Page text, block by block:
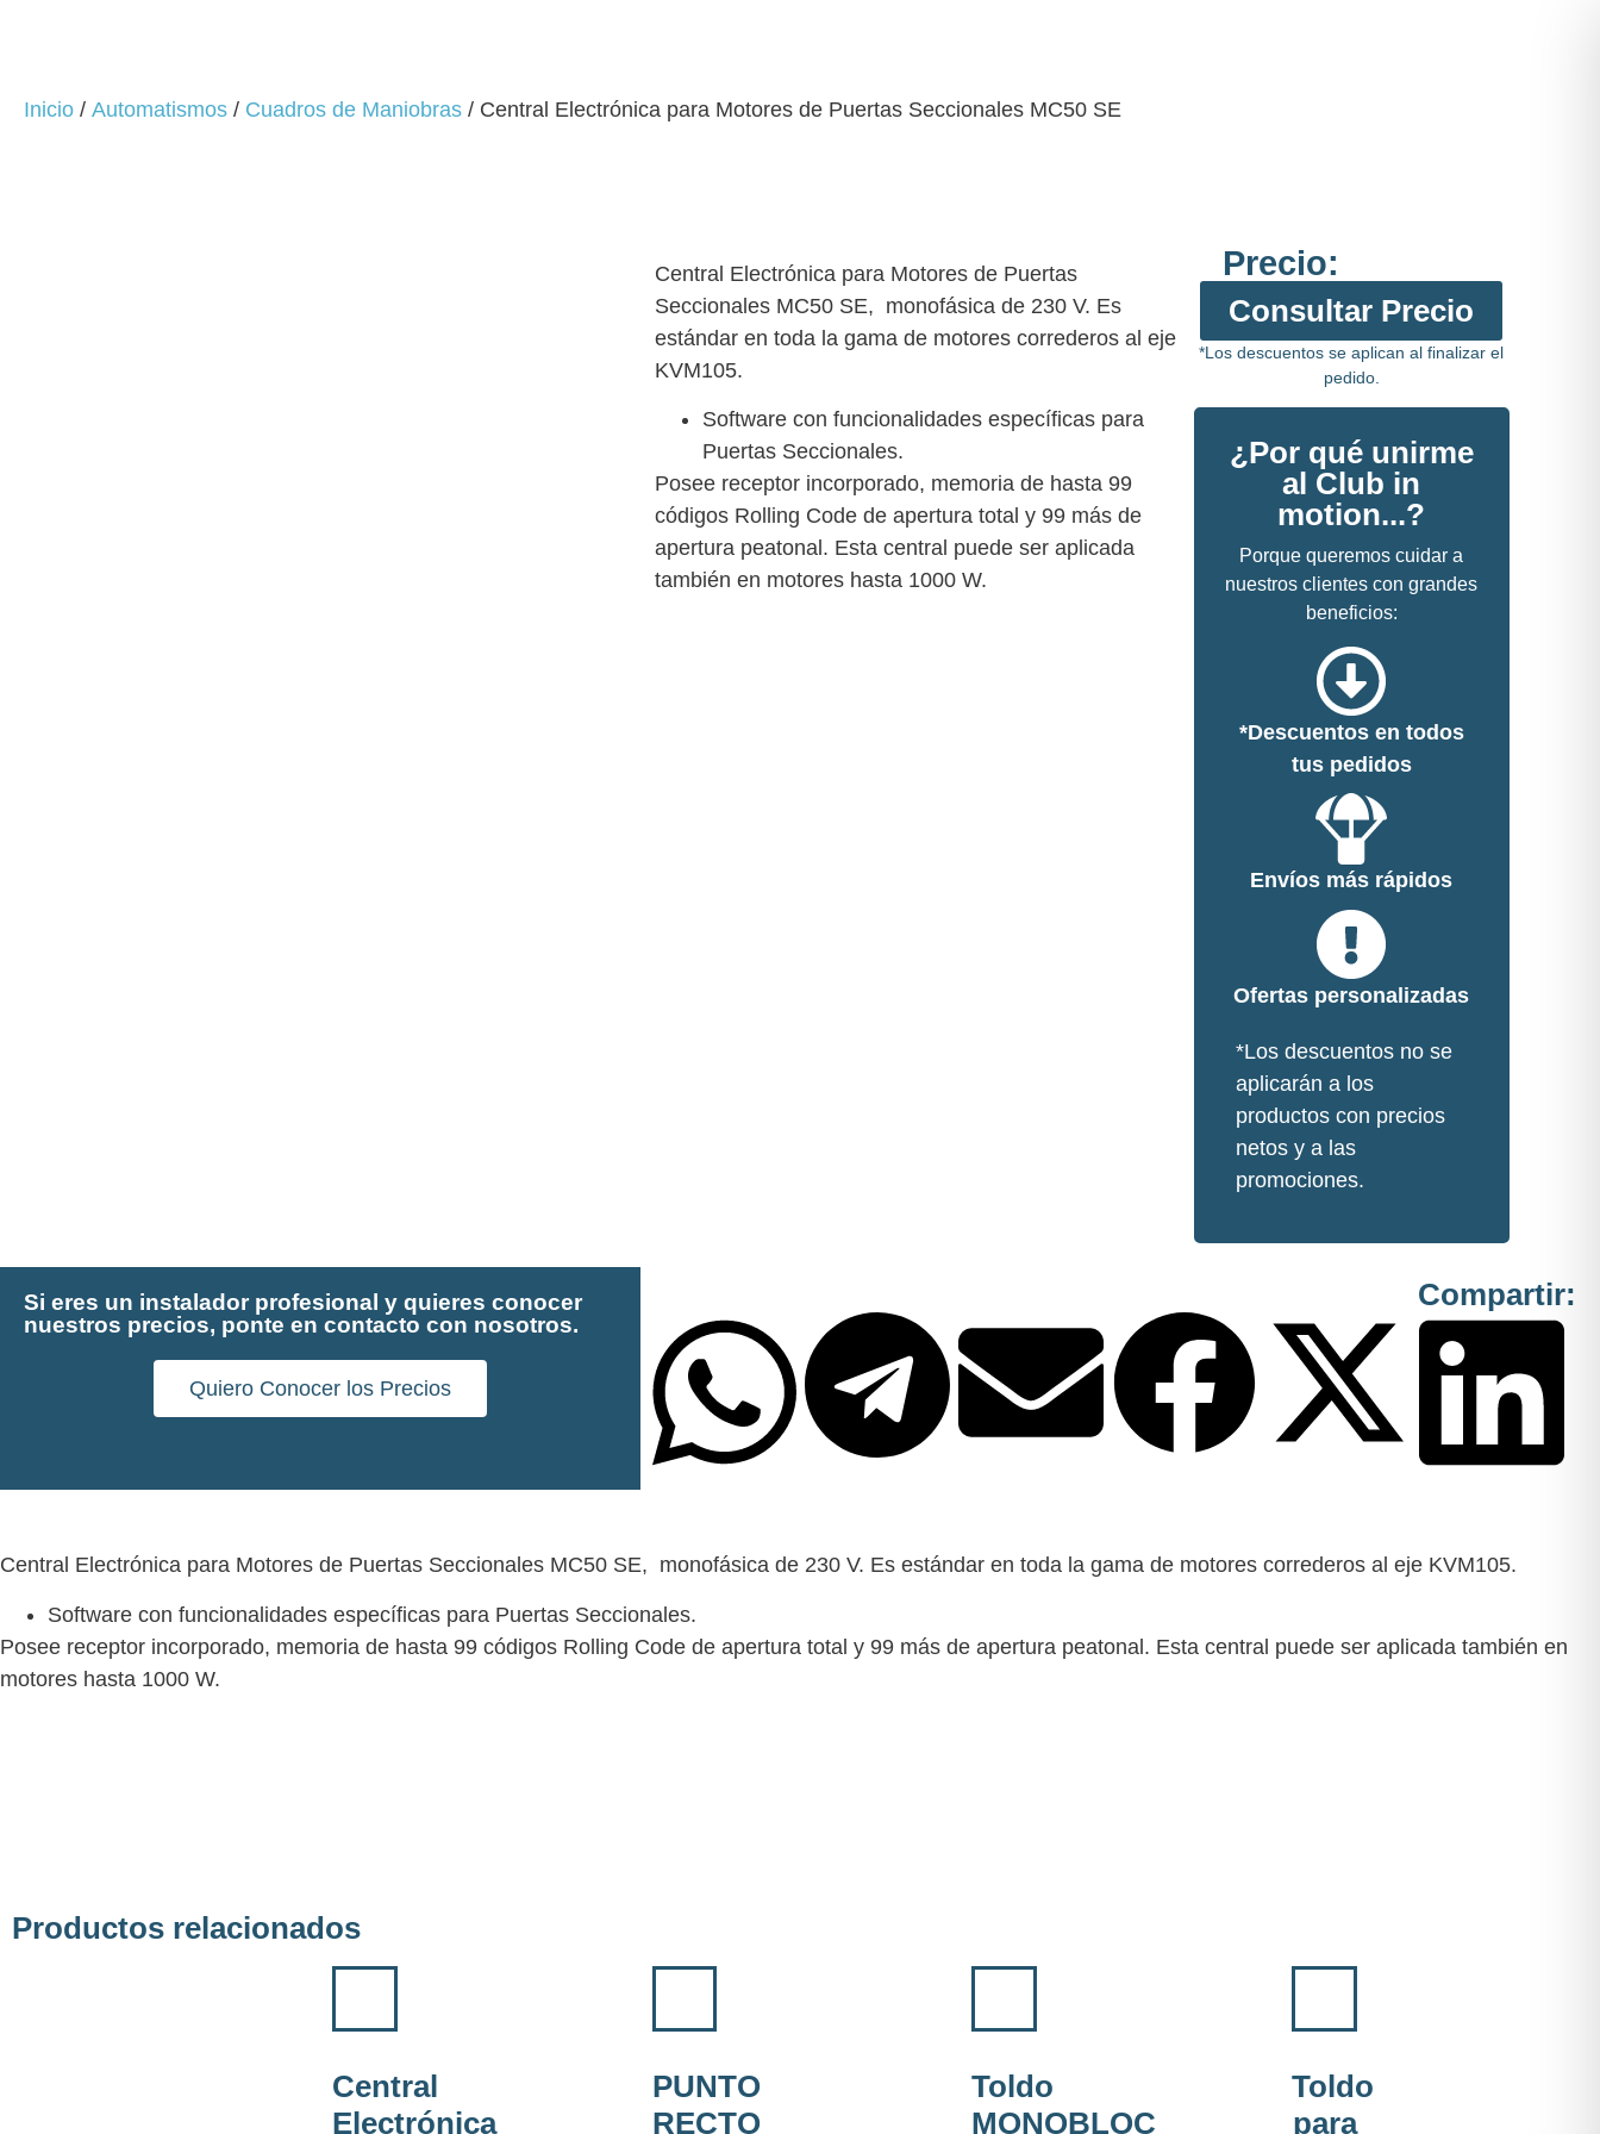
Inicio / Automatismos / Cuadros de Maniobras / Central Electrónica para Motores de Puertas Seccionales MC50 SE
Central Electrónica para Motores de Puertas
Seccionales MC50 SE, monofásica de 230 V. Es
estándar en toda la gama de motores correderos al eje
KVM105.
Software con funcionalidades específicas para
Puertas Seccionales.
Posee receptor incorporado, memoria de hasta 99
códigos Rolling Code de apertura total y 99 más de
apertura peatonal. Esta central puede ser aplicada
también en motores hasta 1000 W.
Precio:
Consultar Precio
*Los descuentos se aplican al finalizar el
pedido.
¿Por qué unirme
al Club in
motion...?
Porque queremos cuidar a
nuestros clientes con grandes
beneficios:
*Descuentos en todos
tus pedidos
Envíos más rápidos
Ofertas personalizadas
*Los descuentos no se
aplicarán a los
productos con precios
netos y a las
promociones.
Si eres un instalador profesional y quieres conocer
nuestros precios, ponte en contacto con nosotros.
Quiero Conocer los Precios
Compartir:
Central Electrónica para Motores de Puertas Seccionales MC50 SE, monofásica de 230 V. Es estándar en toda la gama de motores correderos al eje KVM105.
Software con funcionalidades específicas para Puertas Seccionales.
Posee receptor incorporado, memoria de hasta 99 códigos Rolling Code de apertura total y 99 más de apertura peatonal. Esta central puede ser aplicada también en
motores hasta 1000 W.
Productos relacionados
Central
Electrónica
PUNTO
RECTO
Toldo
MONOBLOC
Toldo
para